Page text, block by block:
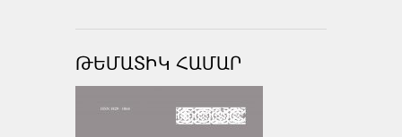
ԹԵՄԱՏԻԿ ՀԱՄԱՐ